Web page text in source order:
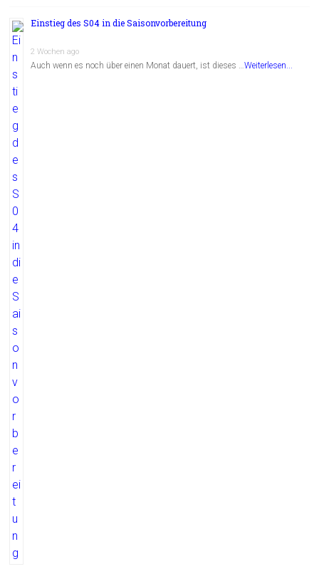
Einstieg des S04 in die Saisonvorbereitung
2 Wochen ago
Auch wenn es noch über einen Monat dauert, ist dieses …Weiterlesen...